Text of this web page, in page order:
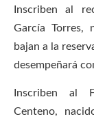
Inscriben al
García Torres,
bajan a la
desempeñará
Inscriben al
Centeno,